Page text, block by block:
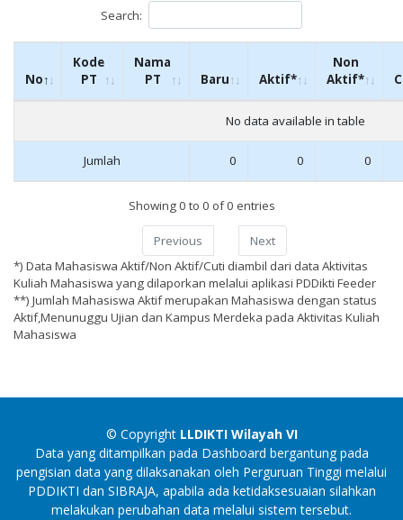
Search:
No
Kode
PT
Nama
PT
Baru Aktif*
Non
Aktif*
No data available in table
Jumlah 0 0 0
Showing 0 to 0 of 0 entries
Previous
Next
*) Data Mahasiswa Aktif/Non Aktif/Cuti diambil dari data Aktivitas
Kuliah Mahasiswa yang dilaporkan melalui aplikasi PDDikti Feeder
**) Jumlah Mahasiswa Aktif merupakan Mahasiswa dengan status
Aktif,Menunuggu Ujian dan Kampus Merdeka pada Aktivitas Kuliah
Mahasiswa
© Copyright LLDIKTI Wilayah VI
Data yang ditampilkan pada Dashboard bergantung pada
pengisian data yang dilaksanakan oleh Perguruan Tinggi melalui
PDDIKTI dan SIBRAJA, apabila ada ketidaksesuaian silahkan
melakukan perubahan data melalui sistem tersebut.